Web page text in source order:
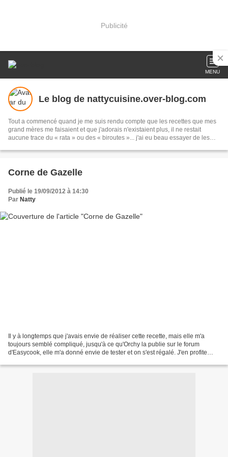
Publicité
MENU
Le blog de nattycuisine.over-blog.com
Tout a commencé quand je me suis rendu compte que les recettes que mes
grand mères me faisaient et que j'adorais n'existaient plus, il ne restait
aucune trace du « rata » ou des « biroutes »... j'ai eu beau essayer de les
mes filles ressentent la même sensation, j'ai donc décidé d'inscrire dans un
de les publier via mon blog
Corne de Gazelle
Publié le 19/09/2012 à 14:30
Par Natty
Il y à longtemps que j'avais envie de réaliser cette recette, mais elle m'a
toujours semblé compliqué, jusqu'à ce qu'Orchy la publie sur le forum
d'Easycook, elle m'a donné envie de tester et on s'est régalé. J'en profite